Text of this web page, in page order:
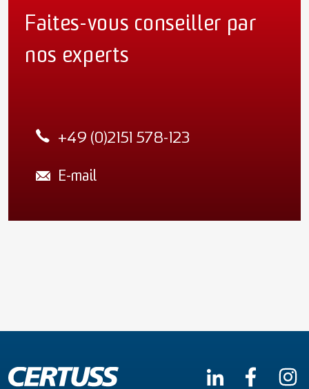
Faites-vous conseiller par
nos experts
+49 (0)2151 578-123
E-mail